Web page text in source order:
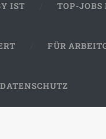
IST TOP-JOBS
FÜR
DATENSCHUTZ